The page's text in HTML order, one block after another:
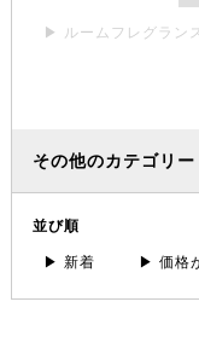
▶ ルームフレグラン
その他のカテゴリー
並び順
▶ 新着 ▶ 価格